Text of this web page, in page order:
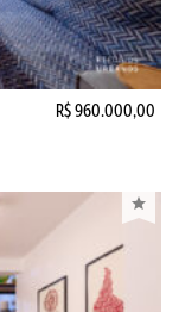
R$ 960.000,00